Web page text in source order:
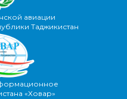
авиации
Таджикистан
«Ховар»